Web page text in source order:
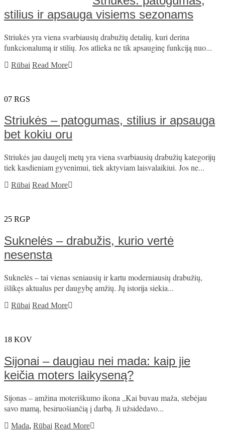
stilius ir apsauga visiems sezonams
Striukės yra viena svarbiausių drabužių detalių, kuri derina
funkcionalumą ir stilių. Jos atlieka ne tik apsauginę funkciją nuo...
Rūbai Read More
07 RGS
Striukės – patogumas, stilius ir apsauga
bet kokiu oru
Striukės jau daugelį metų yra viena svarbiausių drabužių kategorijų
tiek kasdieniam gyvenimui, tiek aktyviam laisvalaikiui. Jos ne...
Rūbai Read More
25 RGP
Suknelės – drabužis, kurio vertė
nesensta
Suknelės – tai vienas seniausių ir kartu moderniausių drabužių,
išlikęs aktualus per daugybę amžių. Jų istorija siekia...
Rūbai Read More
18 KOV
Sijonai – daugiau nei mada: kaip jie
keičia moters laikyseną?
Sijonas – amžina moteriškumo ikona „Kai buvau maža, stebėjau
savo mamą, besiruošiančią į darbą. Ji užsidėdavo...
Mada, Rūbai Read More